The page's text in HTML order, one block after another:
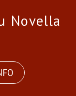
Novella